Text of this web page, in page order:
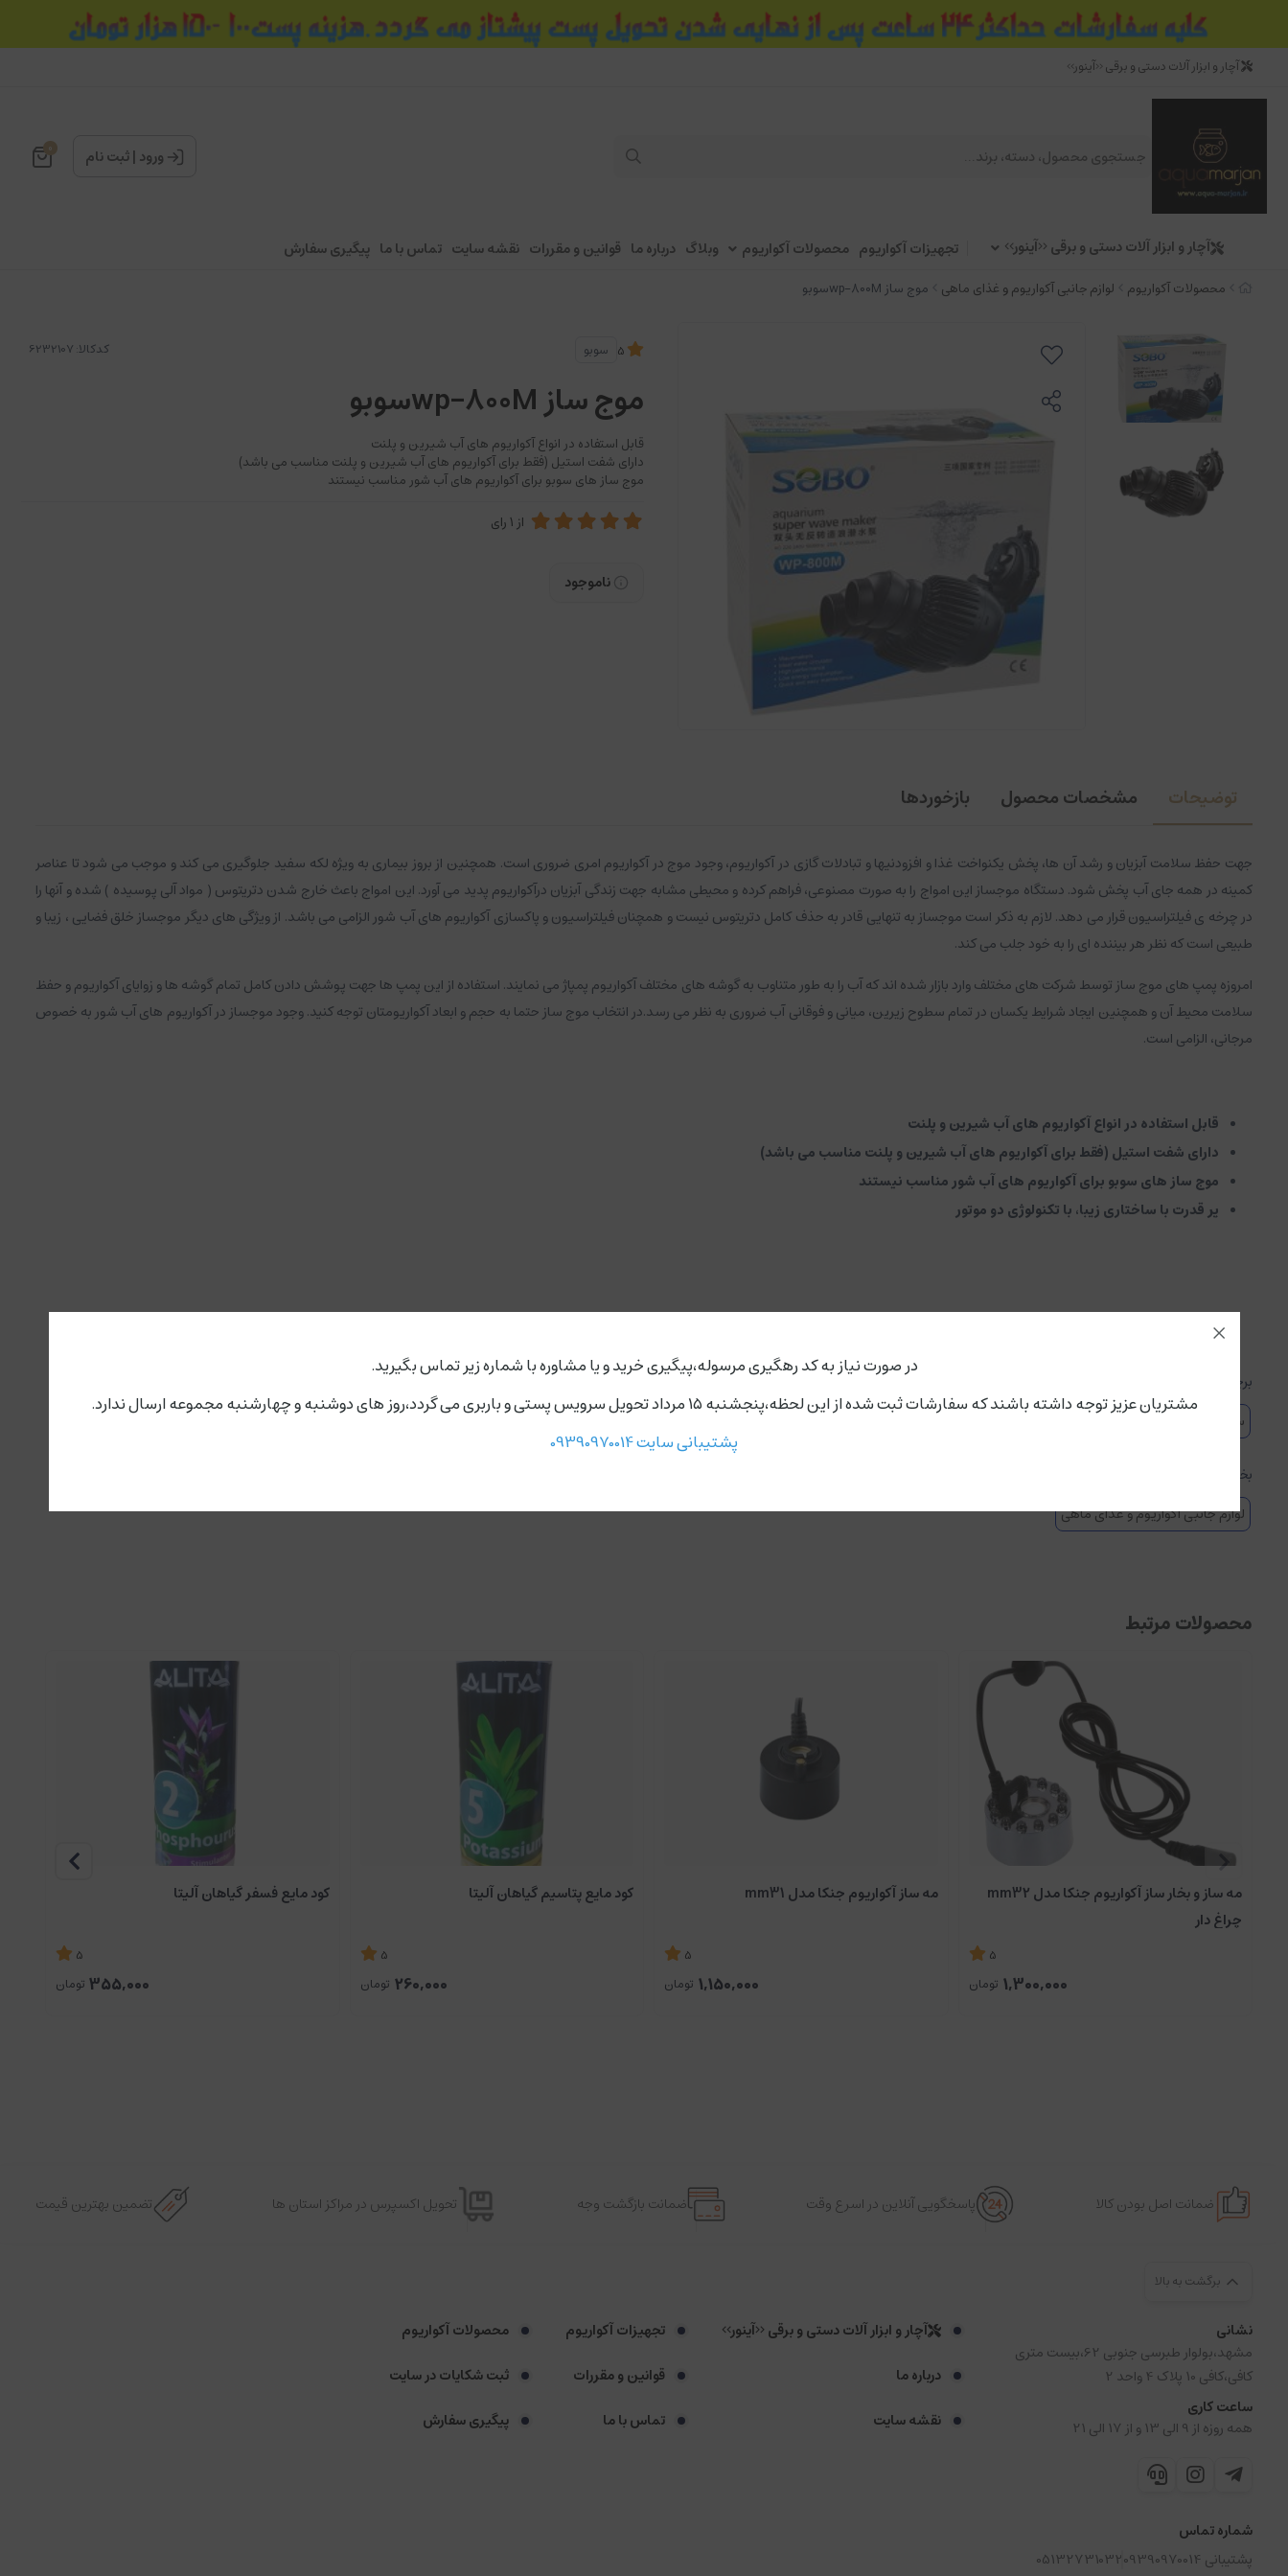
آچار و ابزار آلات دستی و برقی <<آینور>>
ورود |ثبت نام 0
آچار و ابزار آلات دستی و برقی <<آینور>> تجهیزات آکواریوم محصولات آکواریوم وبلاگ درباره ما قوانین و مقررات نقشه سایت تماس با ما پیگیری سفارش
محصولات آکواریوم لوازم جانبی آکواریوم و غذای ماهی موج ساز wp-800Mسوبو
سوبو کدکالا:
موج ساز wp-800Mسوبو
قابل استفاده در انواع آکواریوم های آب شیرین و پلنت
دارای شفت استیل (فقط برای آکواریوم های آب شیرین و پلنت مناسب می باشد)
موج ساز های سوبو برای آکواریوم های آب شور مناسب نیستند
از1رای
ناموجود
توضیحات مشخصات محصول بازخوردها
جهت حفظ سلامت آبزیان و رشد آن ها، پخش یکنواخت غذا و افزودنیها و تبادلات گازی در آکواریوم، وجود موج در آکواریوم امری ضروری است. همچنین از بروز بیماری به ویژه لکه سفید جلوگیری می کند و موجب می شود تا عناصر
کمینه در همه جای آب پخش شود. دستگاه موجساز این امواج را به صورت مصنوعی، فراهم کرده و محیطی مشابه جهت زندگی آبزیان درآکواریوم پدید می آورد. این امواج باعث خارج شدن دتریتوس ( مواد آلی پوسیده ) شده و آنها را
در چرخه ی فیلتراسیون قرار می دهد. لازم به ذکر است موجساز به تنهایی قادر به حذف کامل دتریتوس نیست و همچنان فیلتراسیون و پاکسازی آکواریوم های آب شور الزامی می باشد. از ویژگی های دیگر موجساز خلق فضایی ، زیبا و
طبیعی است که نظر هر بیننده ای را به خود جلب می کند.
امروزه پمپ های موج ساز توسط شرکت های مختلف وارد بازار شده اند که آب را به طور متناوب به گوشه های مختلف آکواریوم پمپاژ می نمایند. استفاده از این پمپ ها جهت پوشش دادن کامل تمام گوشه ها و زوایای آکواریوم و حفظ
سلامت محیط آن و همچنین ایجاد شرایط یکسان در تمام سطوح زیرین، میانی و فوقانی آب ضروری به نظر می رسد.در انتخاب موج ساز حتما به حجم و ابعاد آکواریومتان توجه کنید. وجود موجساز در آکواریوم های آب شور به خصوص
مرجانی، الزامی است.
قابل استفاده در انواع آکواریوم های آب شیرین و پلنت
دارای شفت استیل (فقط برای آکواریوم های آب شیرین و پلنت مناسب می باشد)
موج ساز های سوبو برای آکواریوم های آب شور مناسب نیستند
پر قدرت با ساختاری زیبا، با تکنولوژی دو موتور
با قابلیت تنظیم جهت گردش آب
برچسبها :
سوبو
موج ساز موج ساز اکواریوم موج ساز سوبو wp800 سوبو
بخشها :
لوازم جانبی آکواریوم و غذای ماهی
محصولات مرتبط
مه ساز و بخار ساز آکواریوم جنکا مدل mm32
چراغ دار
5
1,300,000 تومان
مه ساز آکواریوم جنکا مدل mm31
5
1,150,000 تومان
کود مایع پتاسیم گیاهان آلیتا
5
260,000 تومان
کود مایع فسفر گیاهان آلیتا
5
355,000 تومان
ضمانت اصل بودن کالا پاسخگویی آنلاین در اسرع وقت ضمانت بازگشت وجه تحویل اکسپرس در مراکز استان ها تضمین بهترین قیمت
برگشت به بالا
نشانی
مشهد،بولوار طبرسی جنوبی 62،بیست متری
کافی،کافی 10 پلاک 4 واحد 2
ساعت کاری
همه روزه از 9 الی 13 و از 17 الی 21
شماره تماس
پشتیبانی 09390970014
05132731032
آچار و ابزار آلات دستی و برقی <<آینور>> تجهیزات آکواریوم
محصولات آکواریوم
درباره ما
قوانین و مقررات
ثبت شکایات در سایت
نقشه سایت
تماس با ما پیگیری سفارش
در صورت نیاز به کد رهگیری مرسوله،پیگیری خرید و یا مشاوره با شماره زیر تماس بگیرید.
مشتریان عزیز توجه داشته باشند که سفارشات ثبت شده از این لحظه،پنجشنبه ۱۵ مرداد تحویل سرویس پستی و باربری می گردد،روز های دوشنبه و چهارشنبه مجموعه ارسال ندارد.
پشتیبانی سایت 09390970014